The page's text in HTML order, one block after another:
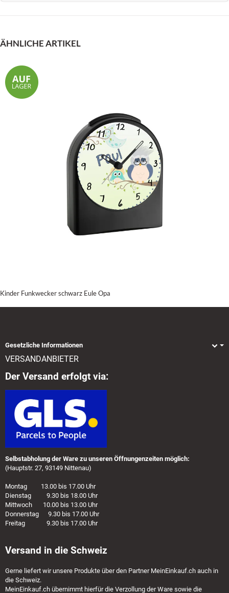
ÄHNLICHE ARTIKEL
Kinder Funkwecker schwarz Eule Opa
Gesetzliche Informationen
VERSANDANBIETER
Der Versand erfolgt via:
Selbstabholung der Ware zu unseren Öffnungenzeiten möglich:
(Hauptstr. 27, 93149 Nittenau)
Montag 13.00 bis 17.00 Uhr
Dienstag 9.30 bis 18.00 Uhr
Mittwoch 10.00 bis 13.00 Uhr
Donnerstag 9.30 bis 17.00 Uhr
Freitag 9.30 bis 17.00 Uhr
Versand in die Schweiz
Gerne liefert wir unsere Produkte über den Partner MeinEinkauf.ch auch in
die Schweiz.
MeinEinkauf.ch übernimmt hierfür die Verzollung der Ware sowie die